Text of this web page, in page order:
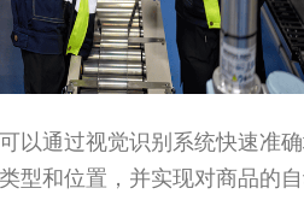
以通过视觉识别系统快速准
型和位置，并实现对商品的